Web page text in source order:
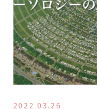
2022.03.26